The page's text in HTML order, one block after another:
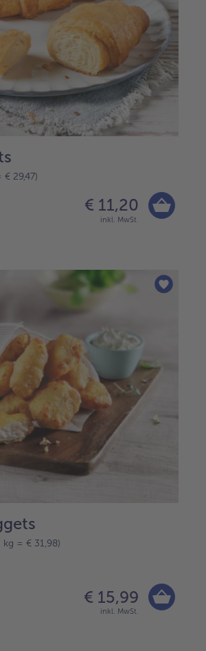
29,47)
€ 11,20
inkl. MwSt.
= € 31,98)
€ 15,99
inkl. MwSt.